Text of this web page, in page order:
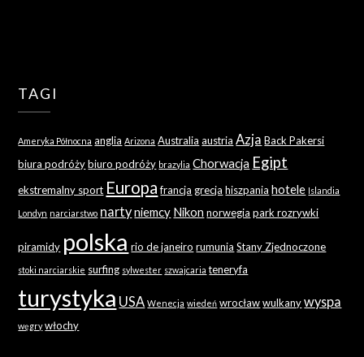
TAGI
Ameryka Północna anglia Arizona Australia austria Azja Back Pakersi
biura podróży biuro podróży brazylia Chorwacja Egipt
ekstremalny sport Europa francja grecja hiszpania hotele Islandia
Londyn narciarstwo nartyniemcy Nikon norwegia park rozrywki
piramidy polska rio de janeiro rumunia Stany Zjednoczone
stoki narciarskie surfing sylwester szwajcaria teneryfa
turystyka USA Wenecja wiedeń wrocław wulkany wyspa
węgry włochy